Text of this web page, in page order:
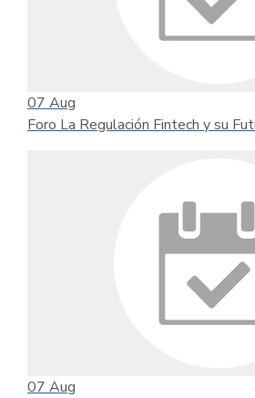
07 Aug
Foro La Regulación Fintech y su
07 Aug